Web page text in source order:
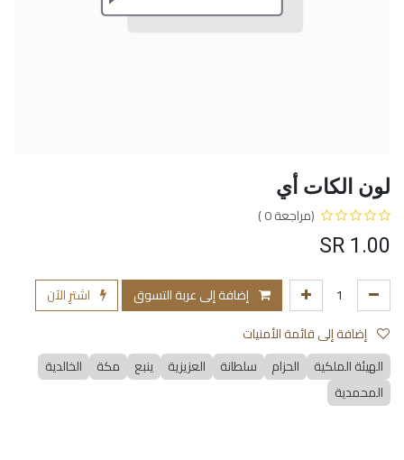
لون الكات أي
(مراجعة 0 )
1.00
إضافة إلى عربة التسوق
اشترِ الآن
الهيئة الملكية
الحزام سلطانة العزيزية ينبع مكة
الخالدية
المحمدية